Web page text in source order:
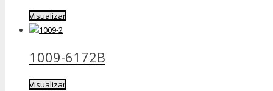
Visualizar
1009-6172B
Visualizar